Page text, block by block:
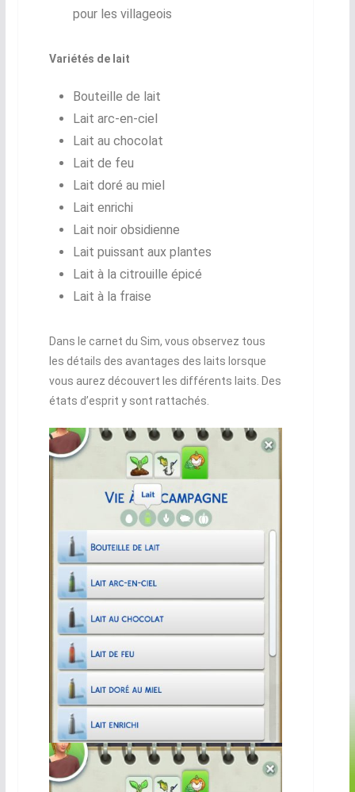
pour les villageois
Variétés de lait
Bouteille de lait
Lait arc-en-ciel
Lait au chocolat
Lait de feu
Lait doré au miel
Lait enrichi
Lait noir obsidienne
Lait puissant aux plantes
Lait à la citrouille épicé
Lait à la fraise
Dans le carnet du Sim, vous observez tous
les détails des avantages des laits lorsque
vous aurez découvert les différents laits. Des
états d’esprit y sont rattachés.